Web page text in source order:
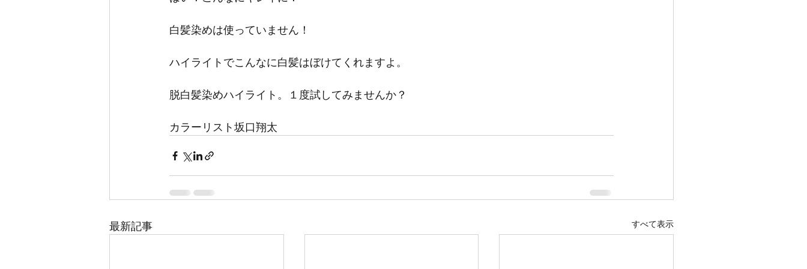
白髪染めは使っていません！
ハイライトでこんなに白髪はぼけてくれますよ。
脱白髪染めハイライト。１度試してみませんか？
カラーリスト坂口翔太
最新記事 すべて表示